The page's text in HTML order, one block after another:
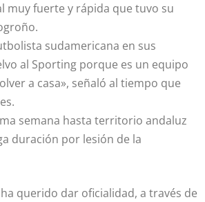
muy fuerte y rápida que tuvo su
sudamericana en sus
al Sporting porque es un equipo
a casa», señaló al tiempo que
semana hasta territorio andaluz
duración por lesión de la
querido dar oficialidad, a través de